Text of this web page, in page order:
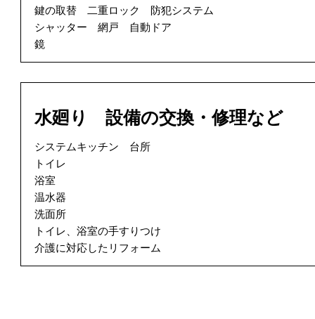
鍵の取替 二重ロック 防犯システム
シャッター 網戸 自動ドア
鏡
水廻り 設備の交換・修理など
システムキッチン 台所
トイレ
浴室
温水器
洗面所
トイレ、浴室の手すりつけ
介護に対応したリフォーム